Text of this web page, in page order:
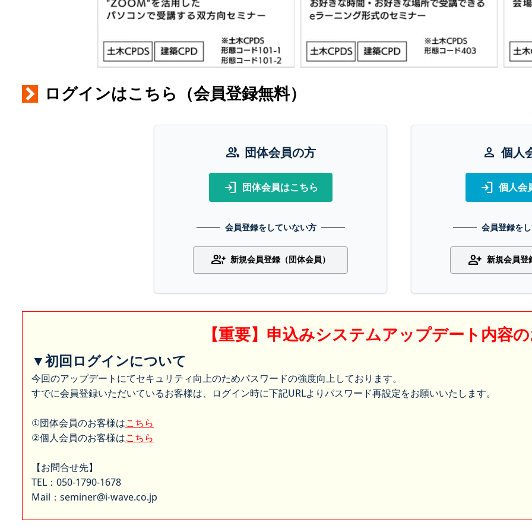
ログインはこちら（会員登録無料）
group 団体会員の方
login 団体会員はこちら
会員登録をしていない方
group_add 新規会員登録（団体会員）
person 個人
login 個人会
会員登録を
person_add 新規会員登
【重要】申込みシステムアップデート内容
▼初回ログインについて
今回のアップデートにてセキュリティ向上のためパスワードの強度向上しております。
すでに会員登録いただいているお客様は、ログイン時に下記URLよりパスワード再設定をお願いいたします。
①団体会員のお客様はこちら
②個人会員のお客様はこちら
【お問合せ先】
TEL：050-1790-1678
Mail：seminer@i-wave.co.jp